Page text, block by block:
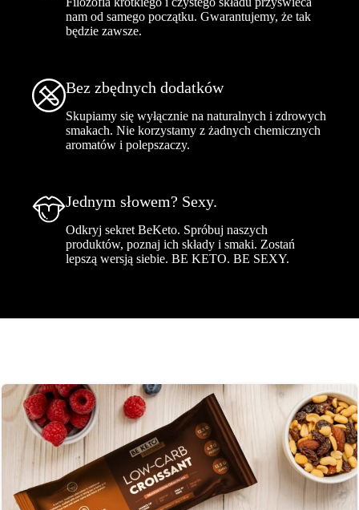
nam od samego początku. Gwarantujemy, że tak
będzie zawsze.
Bez zbędnych dodatków
Skupiamy się wyłącznie na naturalnych i zdrowych
smakach. Nie korzystamy z żadnych chemicznych
aromatów i polepszaczy.
Jednym słowem? Sexy.
Odkryj sekret BeKeto. Spróbuj naszych
produktów, poznaj ich składy i smaki. Zostań
lepszą wersją siebie. BE KETO. BE SEXY.